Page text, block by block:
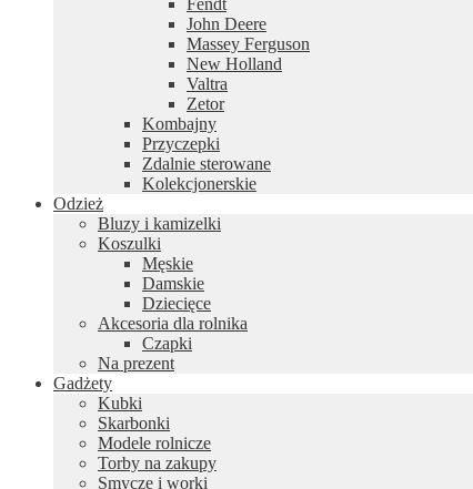
Fendt
John Deere
Massey Ferguson
New Holland
Valtra
Zetor
Kombajny
Przyczepki
Zdalnie sterowane
Kolekcjonerskie
Odzież
Bluzy i kamizelki
Koszulki
Męskie
Damskie
Dziecięce
Akcesoria dla rolnika
Czapki
Na prezent
Gadżety
Kubki
Skarbonki
Modele rolnicze
Torby na zakupy
Smycze i worki